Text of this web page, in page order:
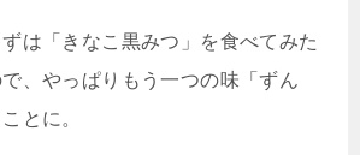
は「きなこ黒みつ」を食べてみた
、やっぱりもう一つの味「ずん
とに。